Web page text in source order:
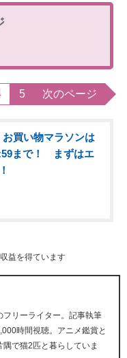
5 次のページ
お買い物マラソンは
まで！ まずはエ
益を得ています
フリーライター。記事執筆
時間視聴。アニメ鑑賞と
で猫2匹と暮らしていま